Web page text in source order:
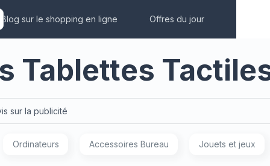
Blog sur le shopping en ligne Offres du jour
Tablettes
sur la publicité
Ordinateurs Accessoires Bureau Jouets et jeux